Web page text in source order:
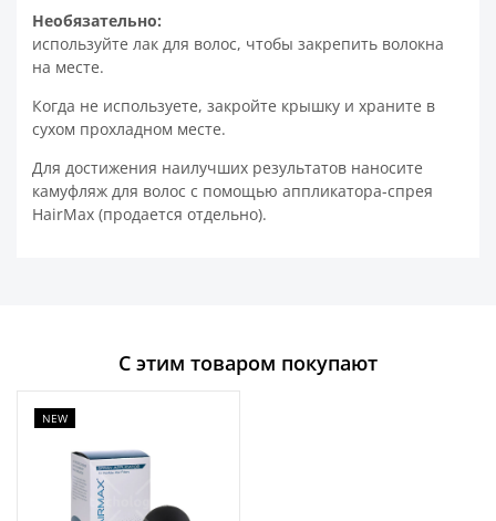
Необязательно:
используйте лак для волос, чтобы закрепить волокна
на месте.
Когда не используете, закройте крышку и храните в
сухом прохладном месте.
Для достижения наилучших результатов наносите
камуфляж для волос с помощью аппликатора-спрея
HairMax (продается отдельно).
С этим товаром покупают
NEW